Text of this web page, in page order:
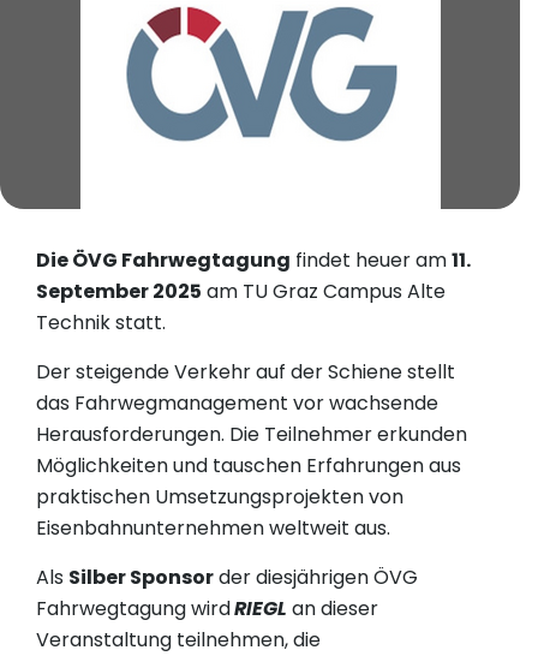
Die ÖVG Fahrwegtagung findet heuer am11.
September 2025 am TU Graz Campus Alte
Technik statt.
Der steigende Verkehr auf der Schiene stellt
das Fahrwegmanagement vor wachsende
Herausforderungen. Die Teilnehmer erkunden
Möglichkeiten und tauschen Erfahrungen aus
praktischen Umsetzungsprojekten von
Eisenbahnunternehmen weltweit aus.
Als Silber Sponsorder diesjährigen ÖVG
Fahrwegtagung wirdRIEGL an dieser
Veranstaltung teilnehmen, die